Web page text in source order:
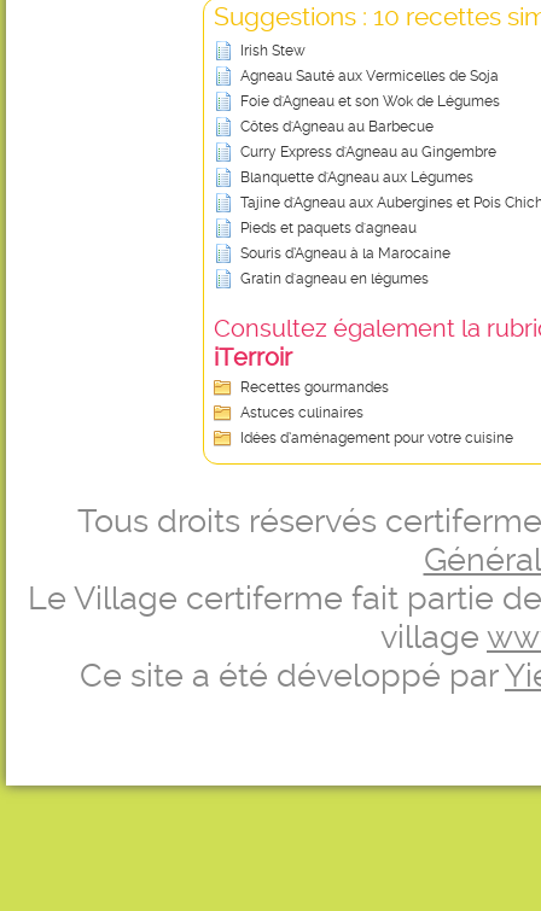
Suggestions : 10 recettes
Irish Stew
Agneau Sauté aux Vermicelles de Soja
Foie d'Agneau et son Wok de Légumes
Côtes d'Agneau au Barbecue
Curry Express d'Agneau au Gingembre
Blanquette d'Agneau aux Légumes
Tajine d'Agneau aux Aubergines et Pois
Pieds et paquets d'agneau
Souris d’Agneau à la Marocaine
Gratin d'agneau en légumes
Consultez également la
iTerroir
Recettes gourmandes
Astuces culinaires
Idées d’aménagement pour votre cuisine
Tous droits réservés
Le Village certiferme fait partie
village
Ce site a été développé par